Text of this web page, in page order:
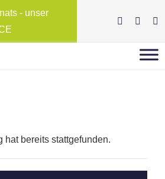
- unser
hat bereits stattgefunden.